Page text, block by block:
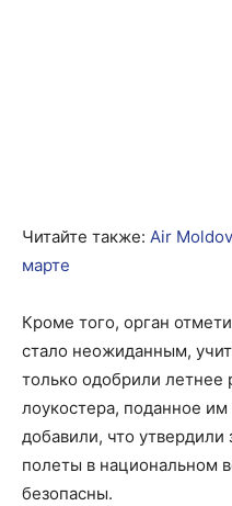
Читайте также: Air
марте
Кроме того, орган
стало неожиданным,
только одобрили летнее
лоукостера, поданное
добавили, что утвердили
полеты в национальном
безопасны.